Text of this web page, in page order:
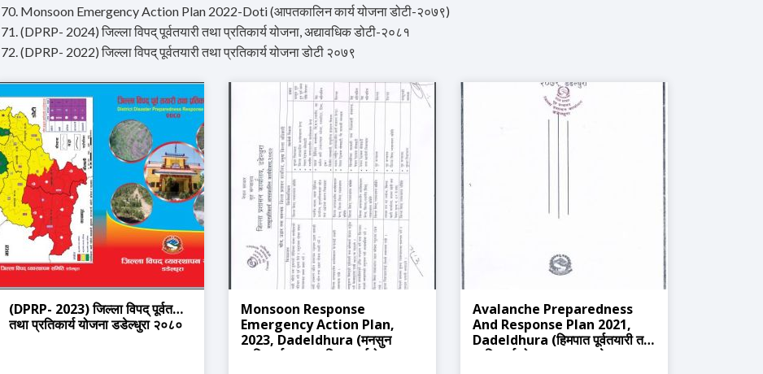
70. Monsoon Emergency Action Plan 2022-Doti (आपतकालिन कार्य योजना डोटी-२०७९)
71. (DPRP- 2024) जिल्ला विपद् पूर्वतयारी तथा प्रतिकार्य योजना, अद्यावधिक डोटी-२०८१
72. (DPRP- 2022) जिल्ला विपद् पूर्वतयारी तथा प्रतिकार्य योजना डोटी २०७९
(DPRP- 2023) जिल्ला विपद् पूर्वतयारी
तथा प्रतिकार्य योजना डडेल्धुरा २०८०
Monsoon Response
Emergency Action Plan,
2023, Dadeldhura (मनसुन
प्रतिकार्य आपतकालिन कार्ययोजना,
Avalanche Preparedness
And Response Plan 2021,
Dadeldhura (हिमपात पूर्वतयारी तथा
प्रतिकार्य योजना २०७९, डडेल्धुरा)